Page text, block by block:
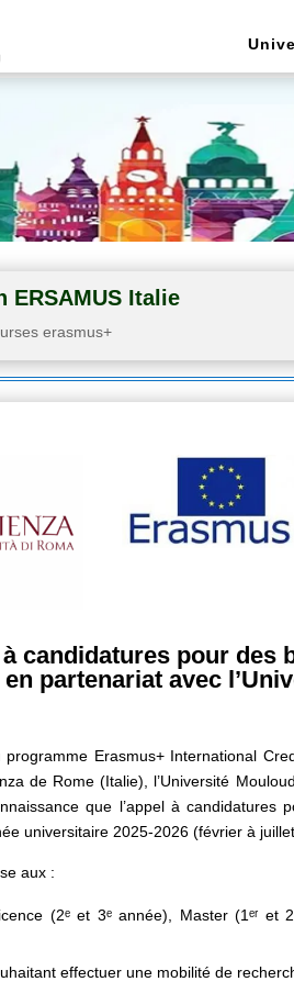
ERSAMUS Italie
erasmus+
candidatures pour des
partenariat avec
programme Erasmus+ International
de Rome (Italie), l’Université
que l’appel à candidatures
universitaire 2025-2026 (février à
aux :
(2ᵉ et 3ᵉ année), Master (1ᵉʳ
effectuer une mobilité de